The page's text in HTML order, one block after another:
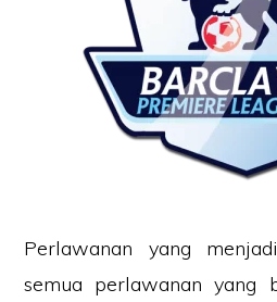
Perlawanan yang
semua perlawanan yang